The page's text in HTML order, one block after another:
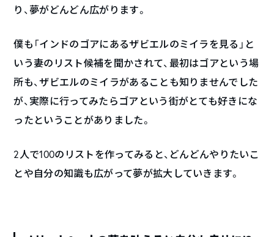
り、夢がどんどん広がります。
僕も「インドのゴアにあるザビエルのミイラを見る」と
いう妻のリスト候補を聞かされて、最初はゴアという場
所も、ザビエルのミイラがあることも知りませんでした
が、実際に行ってみたらゴアという街がとても好きにな
ったということがありました。
2人で100のリストを作ってみると、どんどんやりたいこ
とや自分の知識も広がって夢が拡大していきます。